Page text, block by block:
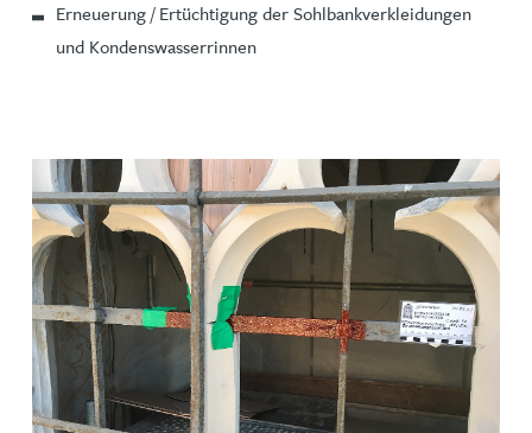
Erneuerung / Ertüchtigung der Sohlbankverkleidungen
und Kondenswasserrinnen